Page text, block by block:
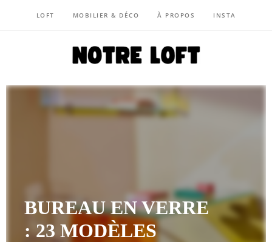
LOFT MOBILIER & DÉCO À PROPOS INSTA
BUREAU EN VERRE
: 23 MODÈLES